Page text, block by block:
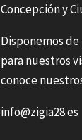
Concepción y
Disponemos
para nuestros
conoce
info@zigia28.es